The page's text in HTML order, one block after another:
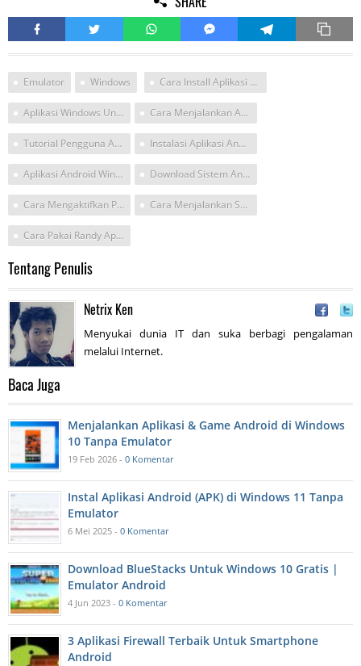
Emulator Windows Cara Install Aplikasi Android Di Window 10
Aplikasi Windows Untuk Mendownload Aplikasi Android Cara Menjalankan Aplikasi Android Windows
Tutorial Pengguna Aplikasi Komputer Atau Handphone Instalasi Aplikasi Android Windows
Aplikasi Android Windown Download Sistem Android Untuk Windows
Cara Mengaktifkan Perangkat Lunak Kamera Aplikasi Bluestack Cara Menjalankan Semua Aplikasi Android Pada
Cara Pakai Randy Aplikasi Android
Tentang Penulis
Netrix Ken
Menyukai dunia IT dan suka berbagi pengalaman
melalui Internet.
Baca Juga
Menjalankan Aplikasi & Game Android di Windows
10 Tanpa Emulator
19 Feb 2026 - 0 Komentar
Instal Aplikasi Android (APK) di Windows 11 Tanpa
Emulator
6 Mei 2025 - 0 Komentar
Download BlueStacks Untuk Windows 10 Gratis |
Emulator Android
4 Jun 2023 - 0 Komentar
3 Aplikasi Firewall Terbaik Untuk Smartphone
Android